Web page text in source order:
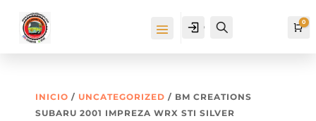
Cuenta 0
INICIO / UNCATEGORIZED / BM CREATIONS
SUBARU 2001 IMPREZA WRX STI SILVER